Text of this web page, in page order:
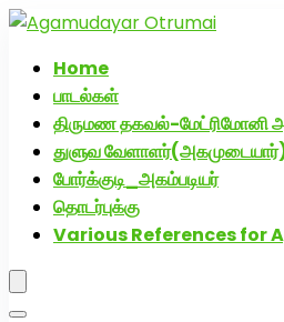
Home
பாடல்கள்
திருமண தகவல்-மேட்ரிமோனி
துளுவ வேளாளர்(அகமுடையார்)
போர்க்குடி_அகம்படியர்
தொடர்புக்கு
Various References for
அகமுடையார் திருமண